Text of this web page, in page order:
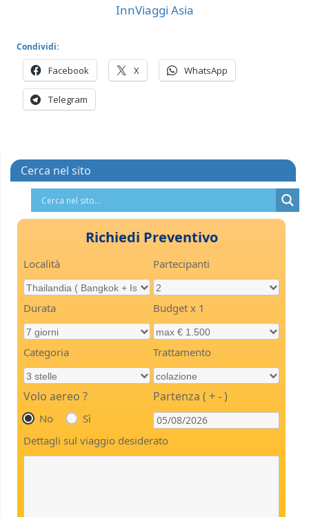
InnViaggi Asia
Condividi:
Facebook X WhatsApp
Telegram
Cerca nel sito
Richiedi Preventivo
Località Partecipanti
Durata Budget x 1
Categoria Trattamento
Volo aereo ?
No Sì
Partenza ( + - )
Dettagli sul viaggio desiderato